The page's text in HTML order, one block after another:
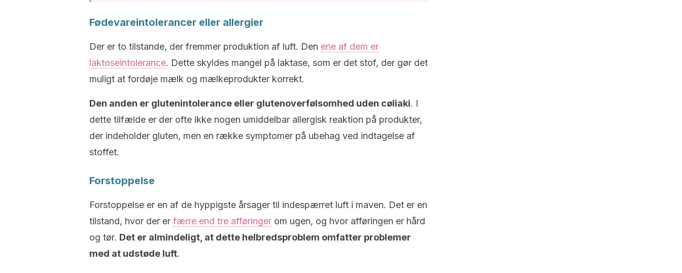
Fødevareintolerancer eller allergier
Der er to tilstande, der fremmer produktion af luft. Den ene af dem er
laktoseintolerance. Dette skyldes mangel på laktase, som er det stof, der gør det
muligt at fordøje mælk og mælkeprodukter korrekt.
Den anden er glutenintolerance eller glutenoverfølsomhed uden cøliaki. I
dette tilfælde er der ofte ikke nogen umiddelbar allergisk reaktion på produkter,
der indeholder gluten, men en række symptomer på ubehag ved indtagelse af
stoffet.
Forstoppelse
Forstoppelse er en af de hyppigste årsager til indespærret luft i maven. Det er en
tilstand, hvor der er færre end tre afføringer om ugen, og hvor afføringen er hård
og tør. Det er almindeligt, at dette helbredsproblem omfatter problemer
med at udstøde luft.